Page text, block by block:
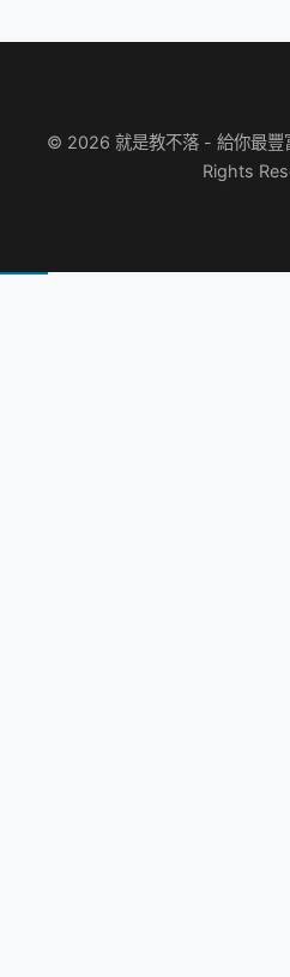
© 2026 就是教不落 - 給你最豐
Rights